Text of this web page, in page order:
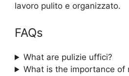
lavoro pulito e organizzato.
FAQs
What are pulizie uffici?
What is the importance of